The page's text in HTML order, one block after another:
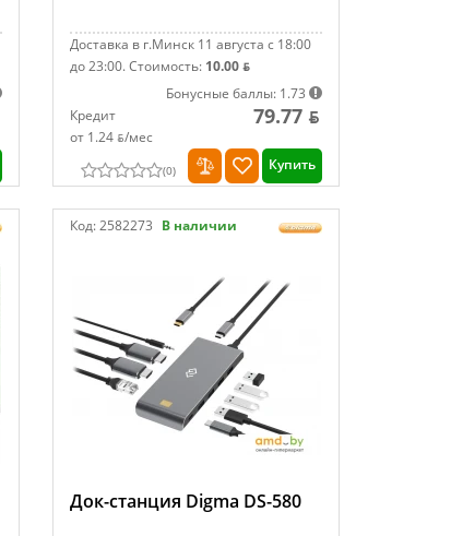
Доставка в г.Минск 11 августа с 18:00
до 23:00.Стоимость: 10.00 ƃ
Бонусные баллы: 1.73
Кредит
от 1.24 ƃ/мec
79.77 ƃ
(0) Купить
Код:2582273 В наличии
Док-станция Digma DS-580